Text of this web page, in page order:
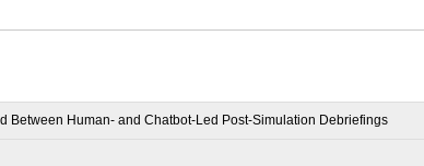
Between Human- and Chatbot-Led Post-Simulation Debriefings